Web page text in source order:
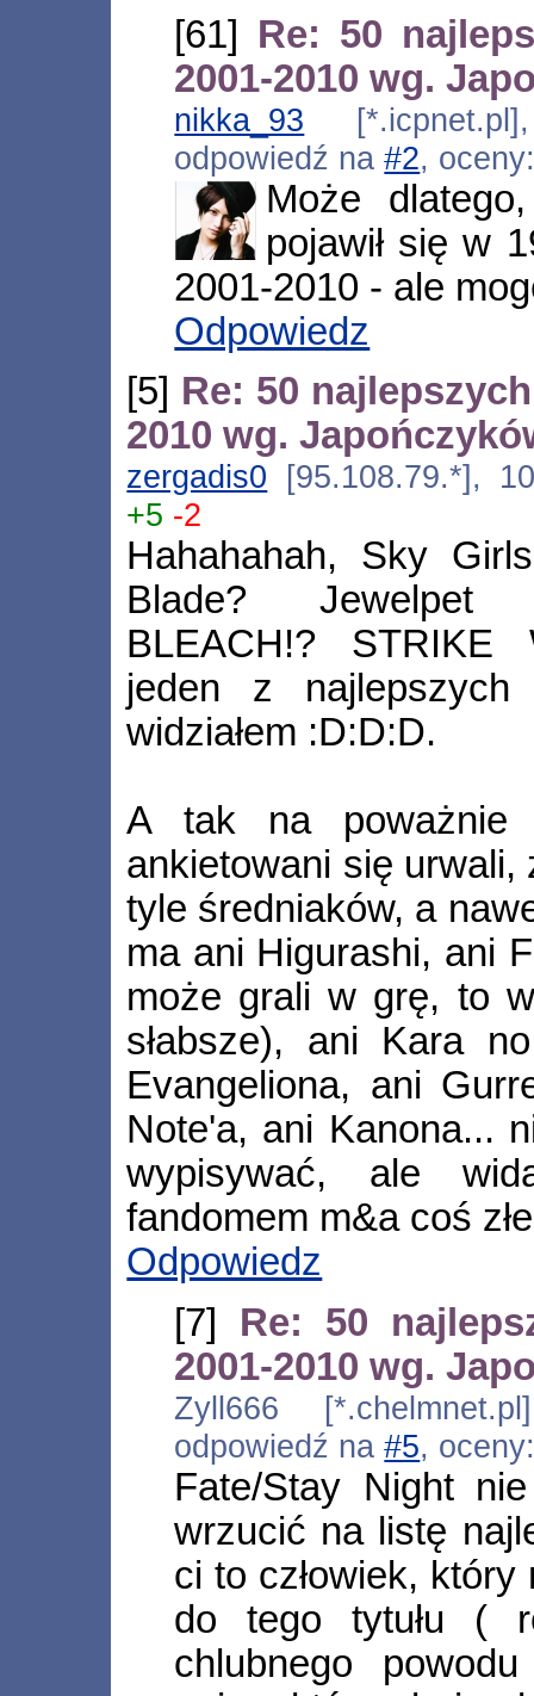
[61] Re: 50
2001-2010 wg.
nikka_93
odpowiedź na#2,
Może
pojawił się w
2001-2010 - ale
Odpowiedz
[5] Re: 50
2010 wg.
zergadis0 [95.108.79.*],
+5 -2
Hahahahah, Sky
Blade? Jewelpet
BLEACH!? STRIKE
jeden z
widziałem :D:D:D.
A tak na
ankietowani się
tyle średniaków, a
ma ani Higurashi, ani
może grali w grę, to
słabsze), ani Kara
Evangeliona, ani
Note'a, ani Kanona...
wypisywać, ale
fandomem m&a coś
Odpowiedz
[7] Re: 50
2001-2010 wg.
Zyll666
odpowiedź na#5,
Fate/Stay Night
wrzucić na listę
ci to człowiek,
do tego tytułu (
chlubnego